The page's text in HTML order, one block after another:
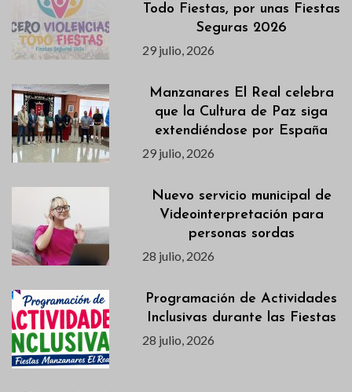
Todo Fiestas, por unas Fiestas
Seguras 2026
29 julio, 2026
Manzanares El Real celebra
que la Cultura de Paz siga
extendiéndose por España
29 julio, 2026
Nuevo servicio municipal de
Videointerpretación para
personas sordas
28 julio, 2026
Programación de Actividades
Inclusivas durante las Fiestas
28 julio, 2026